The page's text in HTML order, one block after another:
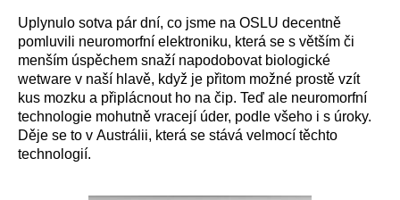
Uplynulo sotva pár dní, co jsme na OSLU decentně
pomluvili neuromorfní elektroniku, která se s větším či
menším úspěchem snaží napodobovat biologické
wetware v naší hlavě, když je přitom možné prostě vzít
kus mozku a připlácnout ho na čip. Teď ale neuromorfní
technologie mohutně vracejí úder, podle všeho i s úroky.
Děje se to v Austrálii, která se stává velmocí těchto
technologií.